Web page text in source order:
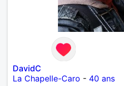
DavidC
La Chapelle-Caro - 40 ans